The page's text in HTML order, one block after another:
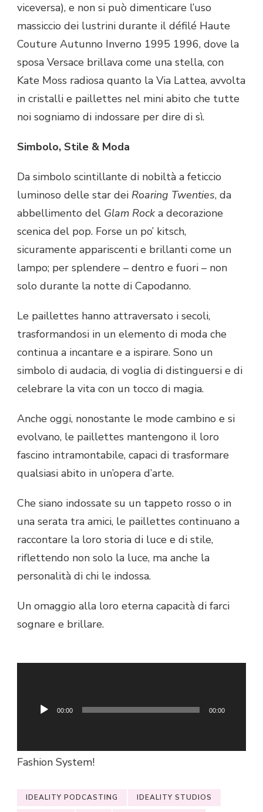
viceversa), e non si può dimenticare l’uso
massiccio dei lustrini durante il défilé Haute
Couture Autunno Inverno 1995 1996, dove la
sposa Versace brillava come una stella, con
Kate Moss radiosa quanto la Via Lattea, avvolta
in cristalli e paillettes nel mini abito che tutte
noi sogniamo di indossare per dire di sì.
Simbolo, Stile & Moda
Da simbolo scintillante di nobiltà a feticcio
luminoso delle star dei Roaring Twenties, da
abbellimento del Glam Rock a decorazione
scenica del pop. Forse un po’ kitsch,
sicuramente appariscenti e brillanti come un
lampo; per splendere – dentro e fuori – non
solo durante la notte di Capodanno.
Le paillettes hanno attraversato i secoli,
trasformandosi in un elemento di moda che
continua a incantare e a ispirare. Sono un
simbolo di audacia, di voglia di distinguersi e di
celebrare la vita con un tocco di magia.
Anche oggi, nonostante le mode cambino e si
evolvano, le paillettes mantengono il loro
fascino intramontabile, capaci di trasformare
qualsiasi abito in un’opera d’arte.
Che siano indossate su un tappeto rosso o in
una serata tra amici, le paillettes continuano a
raccontare la loro storia di luce e di stile,
riflettendo non solo la luce, ma anche la
personalità di chi le indossa.
Un omaggio alla loro eterna capacità di farci
sognare e brillare.
00:00 00:00
grazie per averci seguito dalla vostra radio
Fashion System!
IDEALITY PODCASTING IDEALITY STUDIOS